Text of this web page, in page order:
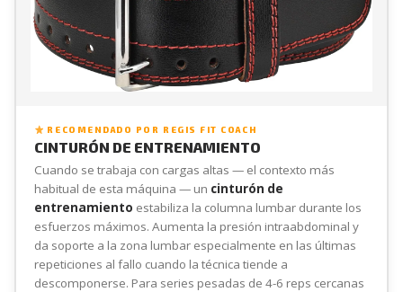
RECOMENDADO POR REGIS FIT COACH
CINTURÓN DE ENTRENAMIENTO
Cuando se trabaja con cargas altas — el contexto más
habitual de esta máquina — un cinturón de
entrenamiento estabiliza la columna lumbar durante los
esfuerzos máximos. Aumenta la presión intraabdominal y
da soporte a la zona lumbar especialmente en las últimas
repeticiones al fallo cuando la técnica tiende a
descomponerse. Para series pesadas de 4-6 reps cercanas